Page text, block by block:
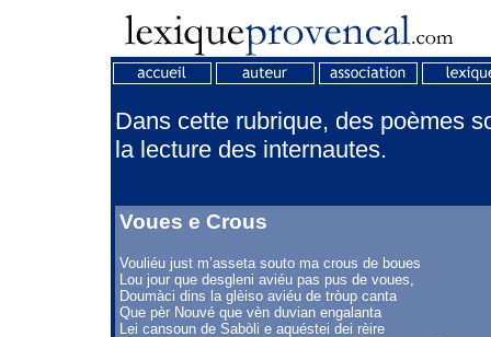
Dans cette rubrique, des poèmes
la lecture des internautes.
Voues e Crous
Vouliéu just m’asseta souto ma crous de boues
Lou jour que desgleni aviéu pas pus de voues,
Doumàci dins la glèiso aviéu de tròup canta
Que pèr Nouvé que vèn duvian engalanta
Lei cansoun de Sabòli e aquéstei dei rèire